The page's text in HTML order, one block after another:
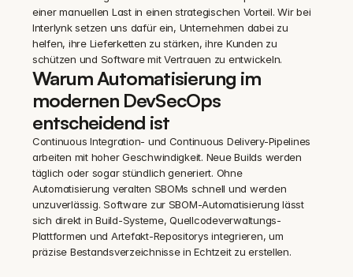
einer manuellen Last in einen strategischen Vorteil. Wir bei
Interlynk setzen uns dafür ein, Unternehmen dabei zu
helfen, ihre Lieferketten zu stärken, ihre Kunden zu
schützen und Software mit Vertrauen zu entwickeln.
Warum Automatisierung im
modernen DevSecOps
entscheidend ist
Continuous Integration- und Continuous Delivery-Pipelines
arbeiten mit hoher Geschwindigkeit. Neue Builds werden
täglich oder sogar stündlich generiert. Ohne
Automatisierung veralten SBOMs schnell und werden
unzuverlässig. Software zur SBOM-Automatisierung lässt
sich direkt in Build-Systeme, Quellcodeverwaltungs-
Plattformen und Artefakt-Repositorys integrieren, um
präzise Bestandsverzeichnisse in Echtzeit zu erstellen.